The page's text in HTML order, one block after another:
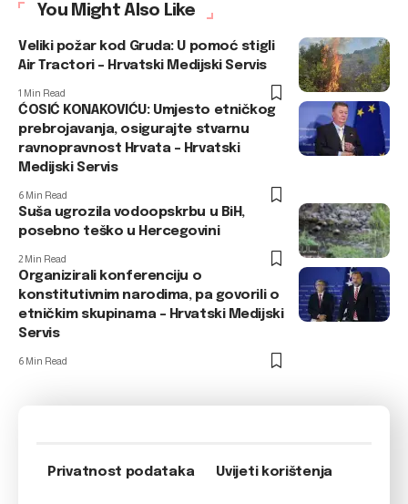
You Might Also Like
Veliki požar kod Gruda: U pomoć stigli
Air Tractori – Hrvatski Medijski Servis
1 Min Read
ĆOSIĆ KONAKOVIĆU: Umjesto etničkog
prebrojavanja, osigurajte stvarnu
ravnopravnost Hrvata – Hrvatski
Medijski Servis
6 Min Read
Suša ugrozila vodoopskrbu u BiH,
posebno teško u Hercegovini
2 Min Read
Organizirali konferenciju o
konstitutivnim narodima, pa govorili o
etničkim skupinama – Hrvatski Medijski
Servis
6 Min Read
Privatnost podataka Uvijeti korištenja